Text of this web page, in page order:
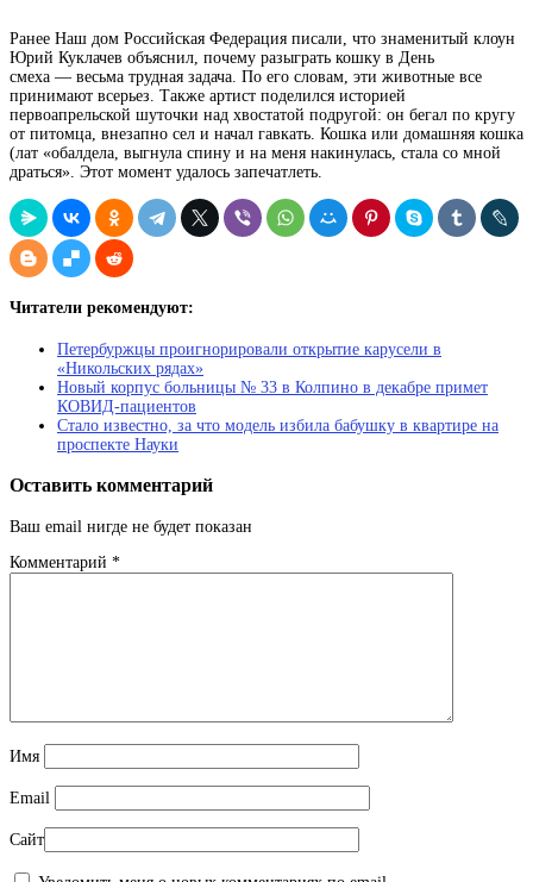
Ранее Наш дом Российская Федерация писали, что знаменитый клоун
Юрий Куклачев объяснил, почему разыграть кошку в День
смеха — весьма трудная задача. По его словам, эти животные все
принимают всерьез. Также артист поделился историей
первоапрельской шуточки над хвостатой подругой: он бегал по кругу
от питомца, внезапно сел и начал гавкать. Кошка или домашняя кошка
(лат «обалдела, выгнула спину и на меня накинулась, стала со мной
драться». Этот момент удалось запечатлеть.
Читатели рекомендуют:
Петербуржцы проигнорировали открытие карусели в
«Никольских рядах»
Новый корпус больницы № 33 в Колпино в декабре примет
КОВИД-пациентов
Стало известно, за что модель избила бабушку в квартире на
проспекте Науки
Оставить комментарий
Ваш email нигде не будет показан
Комментарий *
Имя
Email
Сайт